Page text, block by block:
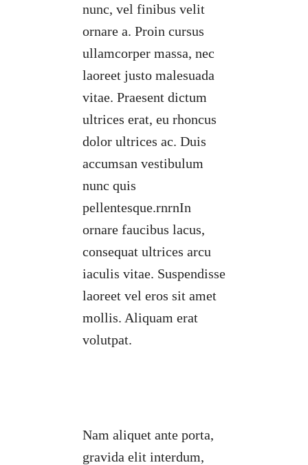
nunc, vel finibus velit
ornare a. Proin cursus
ullamcorper massa, nec
laoreet justo malesuada
vitae. Praesent dictum
ultrices erat, eu rhoncus
dolor ultrices ac. Duis
accumsan vestibulum
nunc quis
pellentesque.rnrnIn
ornare faucibus lacus,
consequat ultrices arcu
iaculis vitae. Suspendisse
laoreet vel eros sit amet
mollis. Aliquam erat
volutpat.
Nam aliquet ante porta,
gravida elit interdum,